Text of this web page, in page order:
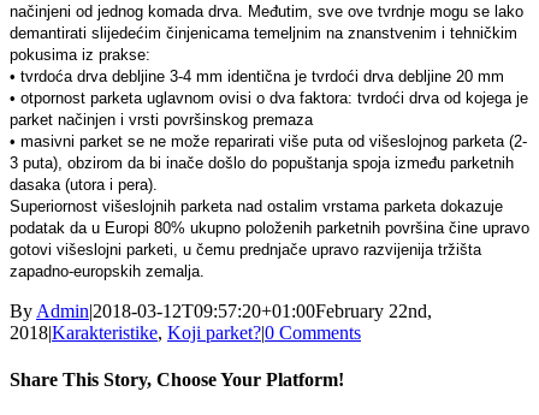
načinjeni od jednog komada drva. Međutim, sve ove tvrdnje mogu se lako
demantirati slijedećim činjenicama temeljnim na znanstvenim i tehničkim
pokusima iz prakse:
• tvrdoća drva debljine 3-4 mm identična je tvrdoći drva debljine 20 mm
• otpornost parketa uglavnom ovisi o dva faktora: tvrdoći drva od kojega je
parket načinjen i vrsti površinskog premaza
• masivni parket se ne može reparirati više puta od višeslojnog parketa (2-
3 puta), obzirom da bi inače došlo do popuštanja spoja između parketnih
dasaka (utora i pera).
Superiornost višeslojnih parketa nad ostalim vrstama parketa dokazuje
podatak da u Europi 80% ukupno položenih parketnih površina čine upravo
gotovi višeslojni parketi, u čemu prednjače upravo razvijenija tržišta
zapadno-europskih zemalja.
By Admin|2018-03-12T09:57:20+01:00February 22nd,
2018|Karakteristike, Koji parket?|0 Comments
Share This Story, Choose Your Platform!